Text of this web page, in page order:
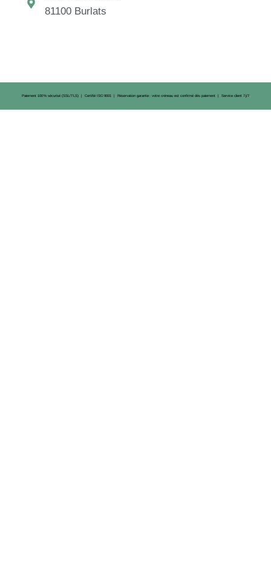
81100 Burlats
Paiement 100 % sécurisé (SSL/TLS) | Certifié ISO 9001 | Réservation garantie : votre créneau est confirmé dès paiement | Service client 7 j/7